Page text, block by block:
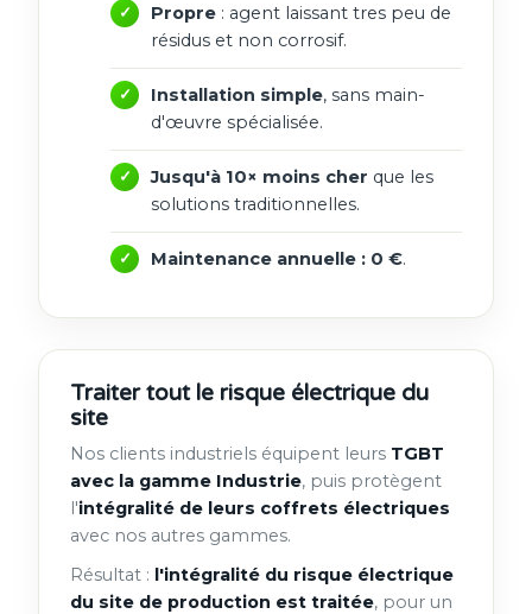
Propre : agent laissant tres peu de
résidus et non corrosif.
Installation simple, sans main-
d'œuvre spécialisée.
Jusqu'à 10× moins cher que les
solutions traditionnelles.
Maintenance annuelle : 0 €.
Traiter tout le risque électrique du
site
Nos clients industriels équipent leurs TGBT
avec la gamme Industrie, puis protègent
l'intégralité de leurs coffrets électriques
avec nos autres gammes.
Résultat : l'intégralité du risque électrique
du site de production est traitée, pour un